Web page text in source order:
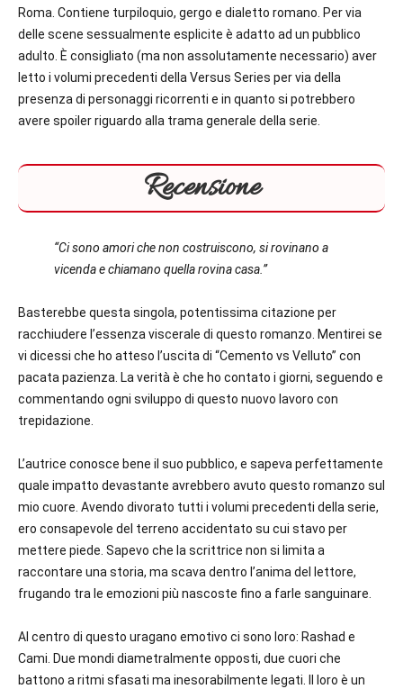
Roma. Contiene turpiloquio, gergo e dialetto romano. Per via
delle scene sessualmente esplicite è adatto ad un pubblico
adulto. È consigliato (ma non assolutamente necessario) aver
letto i volumi precedenti della Versus Series per via della
presenza di personaggi ricorrenti e in quanto si potrebbero
avere spoiler riguardo alla trama generale della serie.
Recensione
“Ci sono amori che non costruiscono, si rovinano a
vicenda e chiamano quella rovina casa.”
Basterebbe questa singola, potentissima citazione per
racchiudere l’essenza viscerale di questo romanzo. Mentirei se
vi dicessi che ho atteso l’uscita di “Cemento vs Velluto” con
pacata pazienza. La verità è che ho contato i giorni, seguendo e
commentando ogni sviluppo di questo nuovo lavoro con
trepidazione.
L’autrice conosce bene il suo pubblico, e sapeva perfettamente
quale impatto devastante avrebbero avuto questo romanzo sul
mio cuore. Avendo divorato tutti i volumi precedenti della serie,
ero consapevole del terreno accidentato su cui stavo per
mettere piede. Sapevo che la scrittrice non si limita a
raccontare una storia, ma scava dentro l’anima del lettore,
frugando tra le emozioni più nascoste fino a farle sanguinare.
Al centro di questo uragano emotivo ci sono loro: Rashad e
Cami. Due mondi diametralmente opposti, due cuori che
battono a ritmi sfasati ma inesorabilmente legati. Il loro è un